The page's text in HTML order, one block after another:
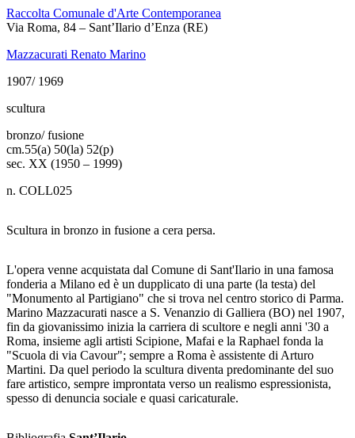
Raccolta Comunale d'Arte Contemporanea
Via Roma, 84 – Sant’Ilario d’Enza (RE)
Mazzacurati Renato Marino
1907/ 1969
scultura
bronzo/ fusione
cm.55(a) 50(la) 52(p)
sec. XX (1950 – 1999)
n. COLL025
Scultura in bronzo in fusione a cera persa.
L'opera venne acquistata dal Comune di Sant'Ilario in una famosa
fonderia a Milano ed è un dupplicato di una parte (la testa) del
"Monumento al Partigiano" che si trova nel centro storico di Parma.
Marino Mazzacurati nasce a S. Venanzio di Galliera (BO) nel 1907,
fin da giovanissimo inizia la carriera di scultore e negli anni '30 a
Roma, insieme agli artisti Scipione, Mafai e la Raphael fonda la
"Scuola di via Cavour"; sempre a Roma è assistente di Arturo
Martini. Da quel periodo la scultura diventa predominante del suo
fare artistico, sempre improntata verso un realismo espressionista,
spesso di denuncia sociale e quasi caricaturale.